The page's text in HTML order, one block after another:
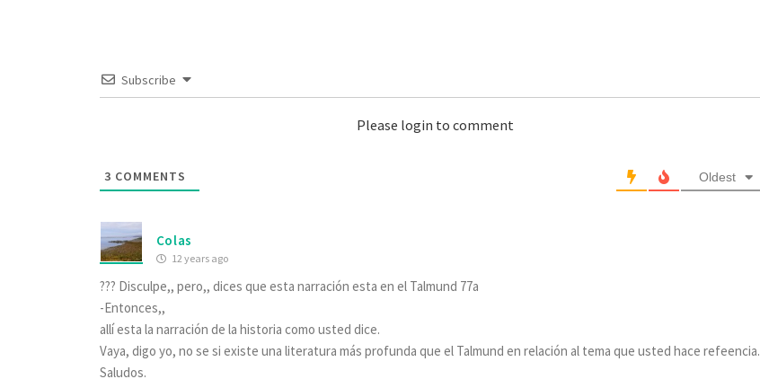
Subscribe
Please login to comment
3 COMMENTS Oldest
Colas
12 years ago
??? Disculpe,, pero,, dices que esta narración esta en el Talmund 77a
-Entonces,,
allí esta la narración de la historia como usted dice.
Vaya, digo yo, no se si existe una literatura más profunda que el Talmund en relación al tema que usted hace refeencia.
Saludos.